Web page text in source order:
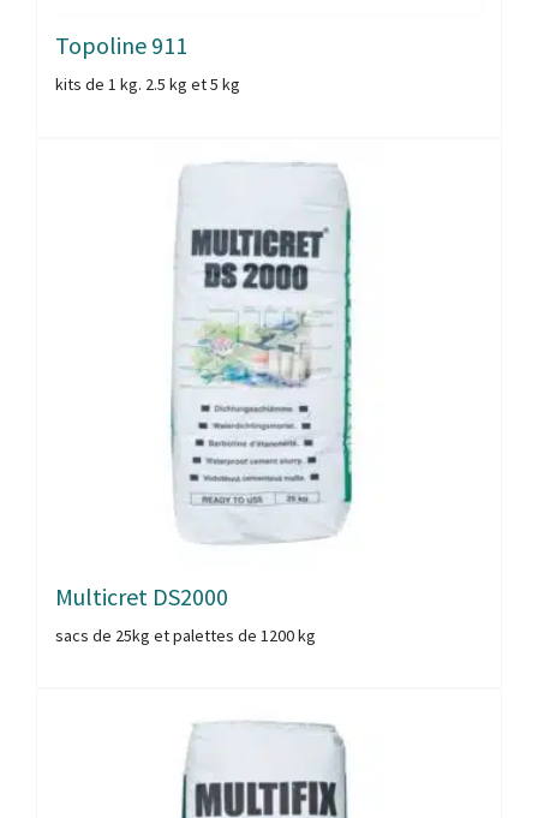
Topoline 911
kits de 1 kg. 2.5 kg et 5 kg
Multicret DS2000
sacs de 25kg et palettes de 1200 kg